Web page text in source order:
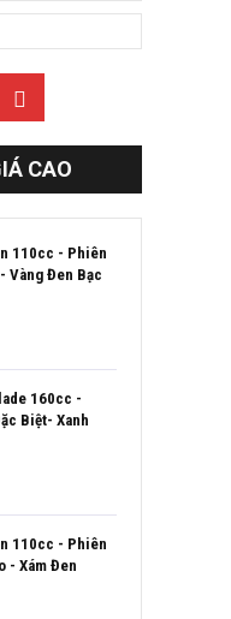
CAO
110cc - Phiên
Vàng Đen Bạc
160cc -
Biệt- Xanh
110cc - Phiên
- Xám Đen